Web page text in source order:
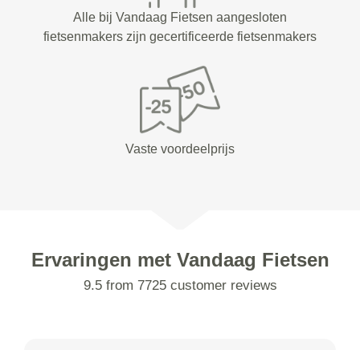
Alle bij Vandaag Fietsen aangesloten
fietsenmakers zijn gecertificeerde fietsenmakers
Vaste voordeelprijs
Ervaringen met Vandaag Fietsen
9.5 from 7725 customer reviews